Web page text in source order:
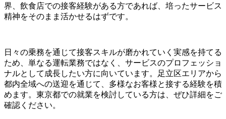
界、飲食店での接客経験がある方であれば、培ったサービス
精神をそのまま活かせるはずです。
日々の乗務を通じて接客スキルが磨かれていく実感を持てる
ため、単なる運転業務ではなく、サービスのプロフェッショ
ナルとして成長したい方に向いています。足立区エリアから
都内全域への送迎を通じて、多様なお客様と接する経験を積
めます。東京都での就業を検討している方は、ぜひ詳細をご
確認ください。